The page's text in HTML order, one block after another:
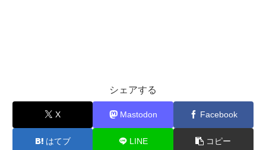
シェアする
X Mastodon Facebook
はてブ LINE コピー